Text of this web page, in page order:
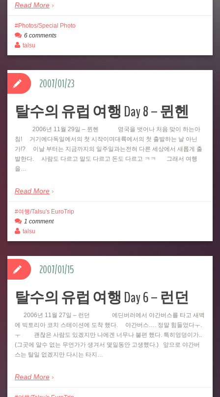
Read More
Photos/Special Photo
6 comments
talsu
탈수의 유럽 여행 Day 8 – 뮌헨
2006년 11월 29일 – 뮌헨 영국을 벗어나 처음 맞이 하는아
침! 거기에다독일에서의 첫 시작이며대륙에서의 첫 출발하는 날 아닌
가!? 이날 부터는 지금까지의 일주일과는전혀 다른 세상에서 새롭게 출
발한다. 사람도 다르고 말도 다르고 돈도 다르고 ㅋㅋ 그래서 여행
을…
Read More
2007/01/23
여행/Talsu's EuroTrip
1 comment
talsu
탈수의 유럽 여행 Day 6 – 런던
2006년 11월 27일 – 런던 에딘버러에서 야간버스를 타고 새벽
에 빅토리아 코치 스테이션에 도착 했다. 야간버스…. 정말 힘들었다ㅜ.
ㅜ 괜찮은 사람도 있겠지만 나에겐 너무나 불편 했다. 특히엉덩이가..
(그곳에 알수 없는 무언가가 생겨서 몇일동안 고생했다.) 앞으로 야간버
스는 탈일 없겠지만 다시는 타지…
Read More
2007/01/15